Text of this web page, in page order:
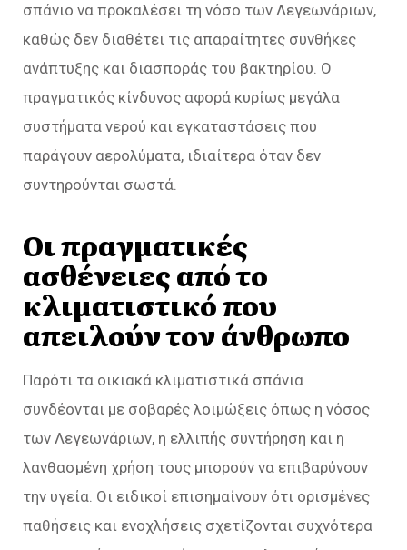
σπάνιο να προκαλέσει τη νόσο των Λεγεωνάριων,
καθώς δεν διαθέτει τις απαραίτητες συνθήκες
ανάπτυξης και διασποράς του βακτηρίου. Ο
πραγματικός κίνδυνος αφορά κυρίως μεγάλα
συστήματα νερού και εγκαταστάσεις που
παράγουν αερολύματα, ιδιαίτερα όταν δεν
συντηρούνται σωστά.
Οι πραγματικές
ασθένειες από το
κλιματιστικό που
απειλούν τον άνθρωπο
Παρότι τα οικιακά κλιματιστικά σπάνια
συνδέονται με σοβαρές λοιμώξεις όπως η νόσος
των Λεγεωνάριων, η ελλιπής συντήρηση και η
λανθασμένη χρήση τους μπορούν να επιβαρύνουν
την υγεία. Οι ειδικοί επισημαίνουν ότι ορισμένες
παθήσεις και ενοχλήσεις σχετίζονται συχνότερα